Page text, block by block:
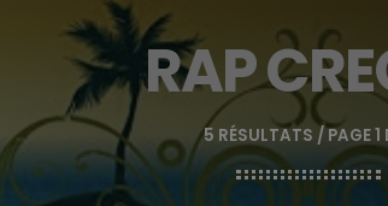
RAP
5 RÉSULTATS / PAGE 1